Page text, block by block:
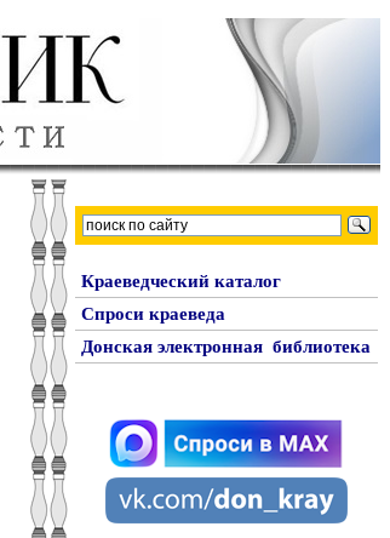
Краеведческий каталог
Спроси краеведа
Донская электронная библиотека